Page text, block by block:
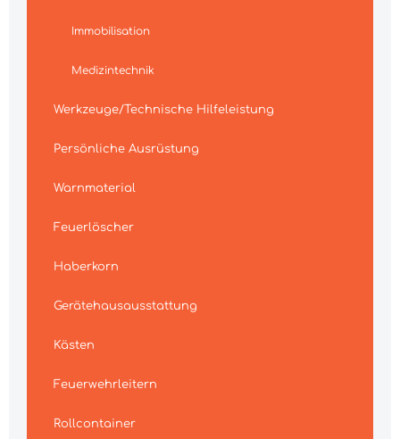
Immobilisation
Medizintechnik
Werkzeuge/Technische Hilfeleistung
Persönliche Ausrüstung
Warnmaterial
Feuerlöscher
Haberkorn
Gerätehausausstattung
Kästen
Feuerwehrleitern
Rollcontainer